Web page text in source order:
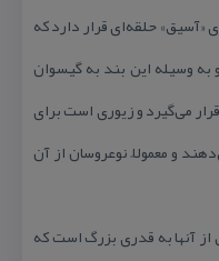
حلقه‌ای قرار دارد كه
به وسیله این بند به گیسوان
می‌گیرد و زیوری است برای
و معمولاً نوعروسان از آن
آنها به قدری بزرگ است كه